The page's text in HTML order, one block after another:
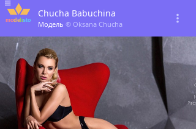
Chucha Babuchina
Модель ® Oksana Chucha